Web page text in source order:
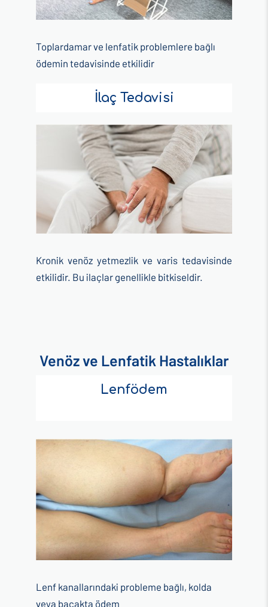
Toplardamar ve lenfatik problemlere bağlı
ödemin tedavisinde etkilidir
İlaç Tedavisi
Kronik venöz yetmezlik ve varis tedavisinde
etkilidir. Bu ilaçlar genellikle bitkiseldir.
Venöz ve Lenfatik Hastalıklar
Lenfödem
Lenf kanallarındaki probleme bağlı, kolda
veya bacakta ödem